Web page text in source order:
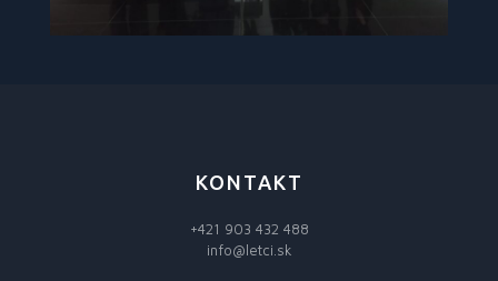
KONTAKT
+421 903 432 488
info@letci.sk